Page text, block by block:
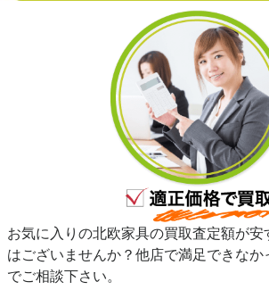
お気に入りの北欧家具の買取査定額が安
はございませんか？他店で満足できなか
でご相談下さい。